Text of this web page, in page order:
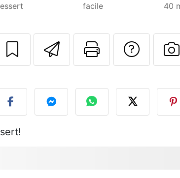
facile 40
Invia questa
Stampa